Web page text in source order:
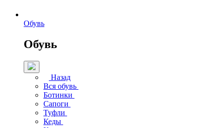
Обувь
Обувь
Назад
Вся обувь
Ботинки
Сапоги
Туфли
Кеды